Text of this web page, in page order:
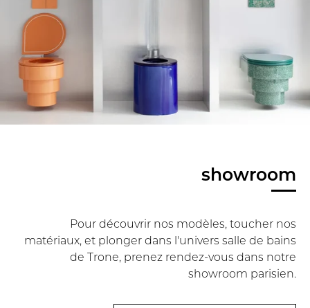
showroom
Pour découvrir nos modèles, toucher nos
matériaux, et plonger dans l'univers salle de bains
de Trone, prenez rendez-vous dans notre
showroom parisien.